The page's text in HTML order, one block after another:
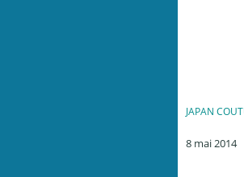
JAPAN
8 mai 2014